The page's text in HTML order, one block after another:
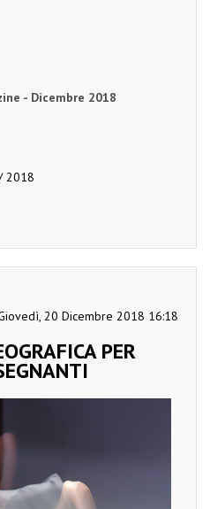
- Dicembre 2018
2018
20 Dicembre 2018 16:18
PER